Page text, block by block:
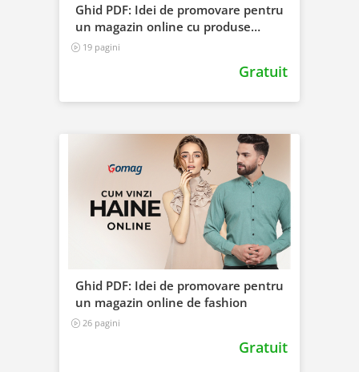
Ghid PDF: Idei de promovare pentru
un magazin online cu produse
pentru casa
19 pagini
Gratuit
Ghid PDF: Idei de promovare pentru
un magazin online de fashion
26 pagini
Gratuit